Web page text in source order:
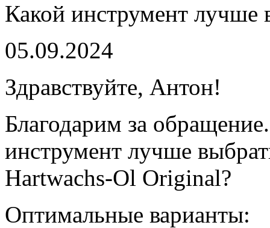
Какой инструмент лучше
05.09.2024
Здравствуйте, Антон!
Благодарим за
инструмент лучше
Hartwachs-Ol Original?
Оптимальные варианты: